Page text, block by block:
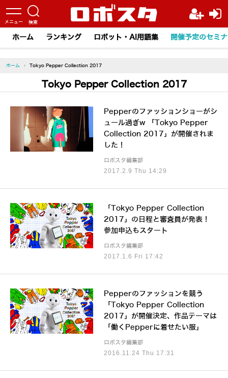
ホーム ランキング ロボット・AI用語集 開催予定のセミ
ホーム › Tokyo Pepper Collection 2017
Tokyo Pepper Collection 2017
2017.2.9 Thu 14:29
Pepperのファッションショーがシ
ュール過ぎw 「Tokyo Pepper
Collection 2017」が開催されま
した！
ロボスタ編集部
2017.1.6 Fri 17:42
「Tokyo Pepper Collection
2017」の日程と審査員が発表！
参加申込もスタート
ロボスタ編集部
2016.11.24 Thu 17:31
Pepperのファッションを競う
「Tokyo Pepper Collection
2017」が開催決定、作品テーマは
「働くPepperに着せたい服」
ロボスタ編集部